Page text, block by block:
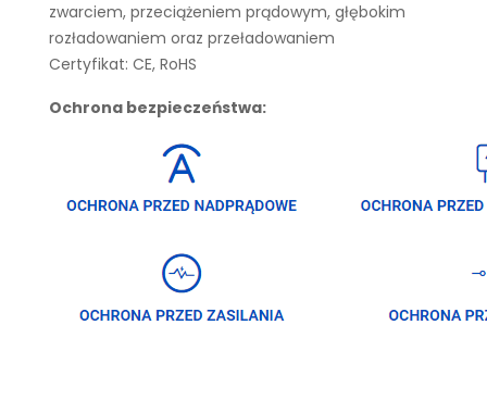
zwarciem, przeciążeniem prądowym, głębokim
rozładowaniem oraz przeładowaniem
Certyfikat: CE, RoHS
Ochrona bezpieczeństwa: